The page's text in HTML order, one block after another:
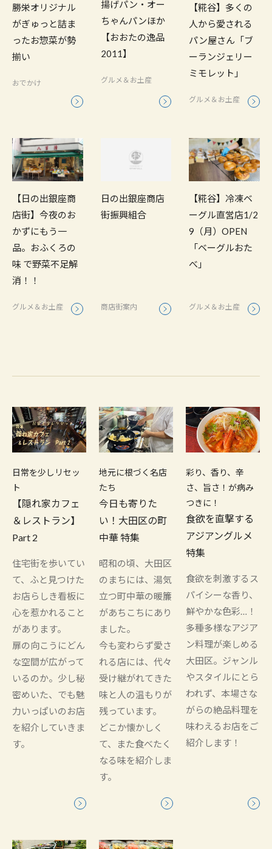
勝栄オリジナル
がぎゅっと詰ま
ったお惣菜が勢
揃い
おでかけ
揚げパン・オー
ちゃんパンほか
【おおたの逸品
2011】
グルメ＆お土産
【糀谷】多くの
人から愛される
パン屋さん「ブ
ーランジェリー
ミモレット」
グルメ＆お土産
【日の出銀座商
店街】今夜のお
かずにもう一
品。おふくろの
味 で野菜不足解
消！！
グルメ＆お土産
日の出銀座商店
街振興組合
商店街案内
【糀谷】冷凍ベ
ーグル直営店1/2
9（月）OPEN
「ベーグルおた
べ」
グルメ＆お土産
日常を少しリセッ
ト
【隠れ家カフェ
＆レストラン】
Part 2
住宅街を歩いてい
て、ふと見つけた
お店らしき看板に
心を惹かれること
があります。
扉の向こうにどん
な空間が広がって
いるのか。少し秘
密めいた、でも魅
力いっぱいのお店
を紹介していきま
す。
地元に根づく名店
たち
今日も寄りた
い！大田区の町
中華 特集
昭和の頃、大田区
のまちには、湯気
立つ町中華の暖簾
があちこちにあり
ました。
今も変わらず愛さ
れる店には、代々
受け継がれてきた
味と人の温もりが
残っています。
どこか懐かしく
て、また食べたく
なる味を紹介しま
す。
彩り、香り、辛
さ、旨さ！が病み
つきに！
食欲を直撃する
アジアングルメ
特集
食欲を刺激するス
パイシーな香り、
鮮やかな色彩…！
多種多様なアジア
ン料理が楽しめる
大田区。ジャンル
やスタイルにとら
われず、本場さな
がらの絶品料理を
味わえるお店をご
紹介します！